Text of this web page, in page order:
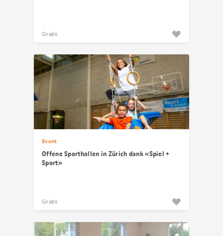
Gratis
Event
Offene Sporthallen in Zürich dank «Spiel +
Sport»
Gratis